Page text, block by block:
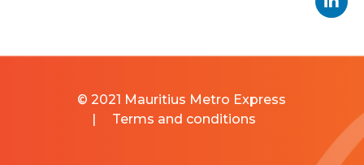
© 2021 Mauritius Metro Express
|
Terms and conditions